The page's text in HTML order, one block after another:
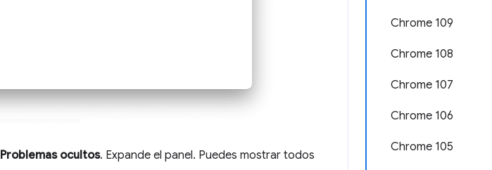
Chrome 109
Chrome 108
Chrome 107
Chrome 106
Chrome 105
Problemas ocultos. Expande el panel. Puedes mostrar todos